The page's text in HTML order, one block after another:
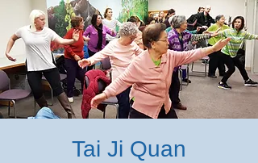
Tai Ji Quan